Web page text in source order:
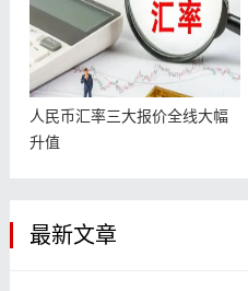
人民币汇率三大报价全线大幅
升值
最新文章